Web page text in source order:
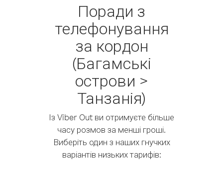
Поради з
телефонування
за кордон
(Багамські
острови >
Танзанія)
Із Viber Out ви отримуєте більше
часу розмов за менші гроші.
Виберіть один з наших гнучких
варіантів низьких тарифів: